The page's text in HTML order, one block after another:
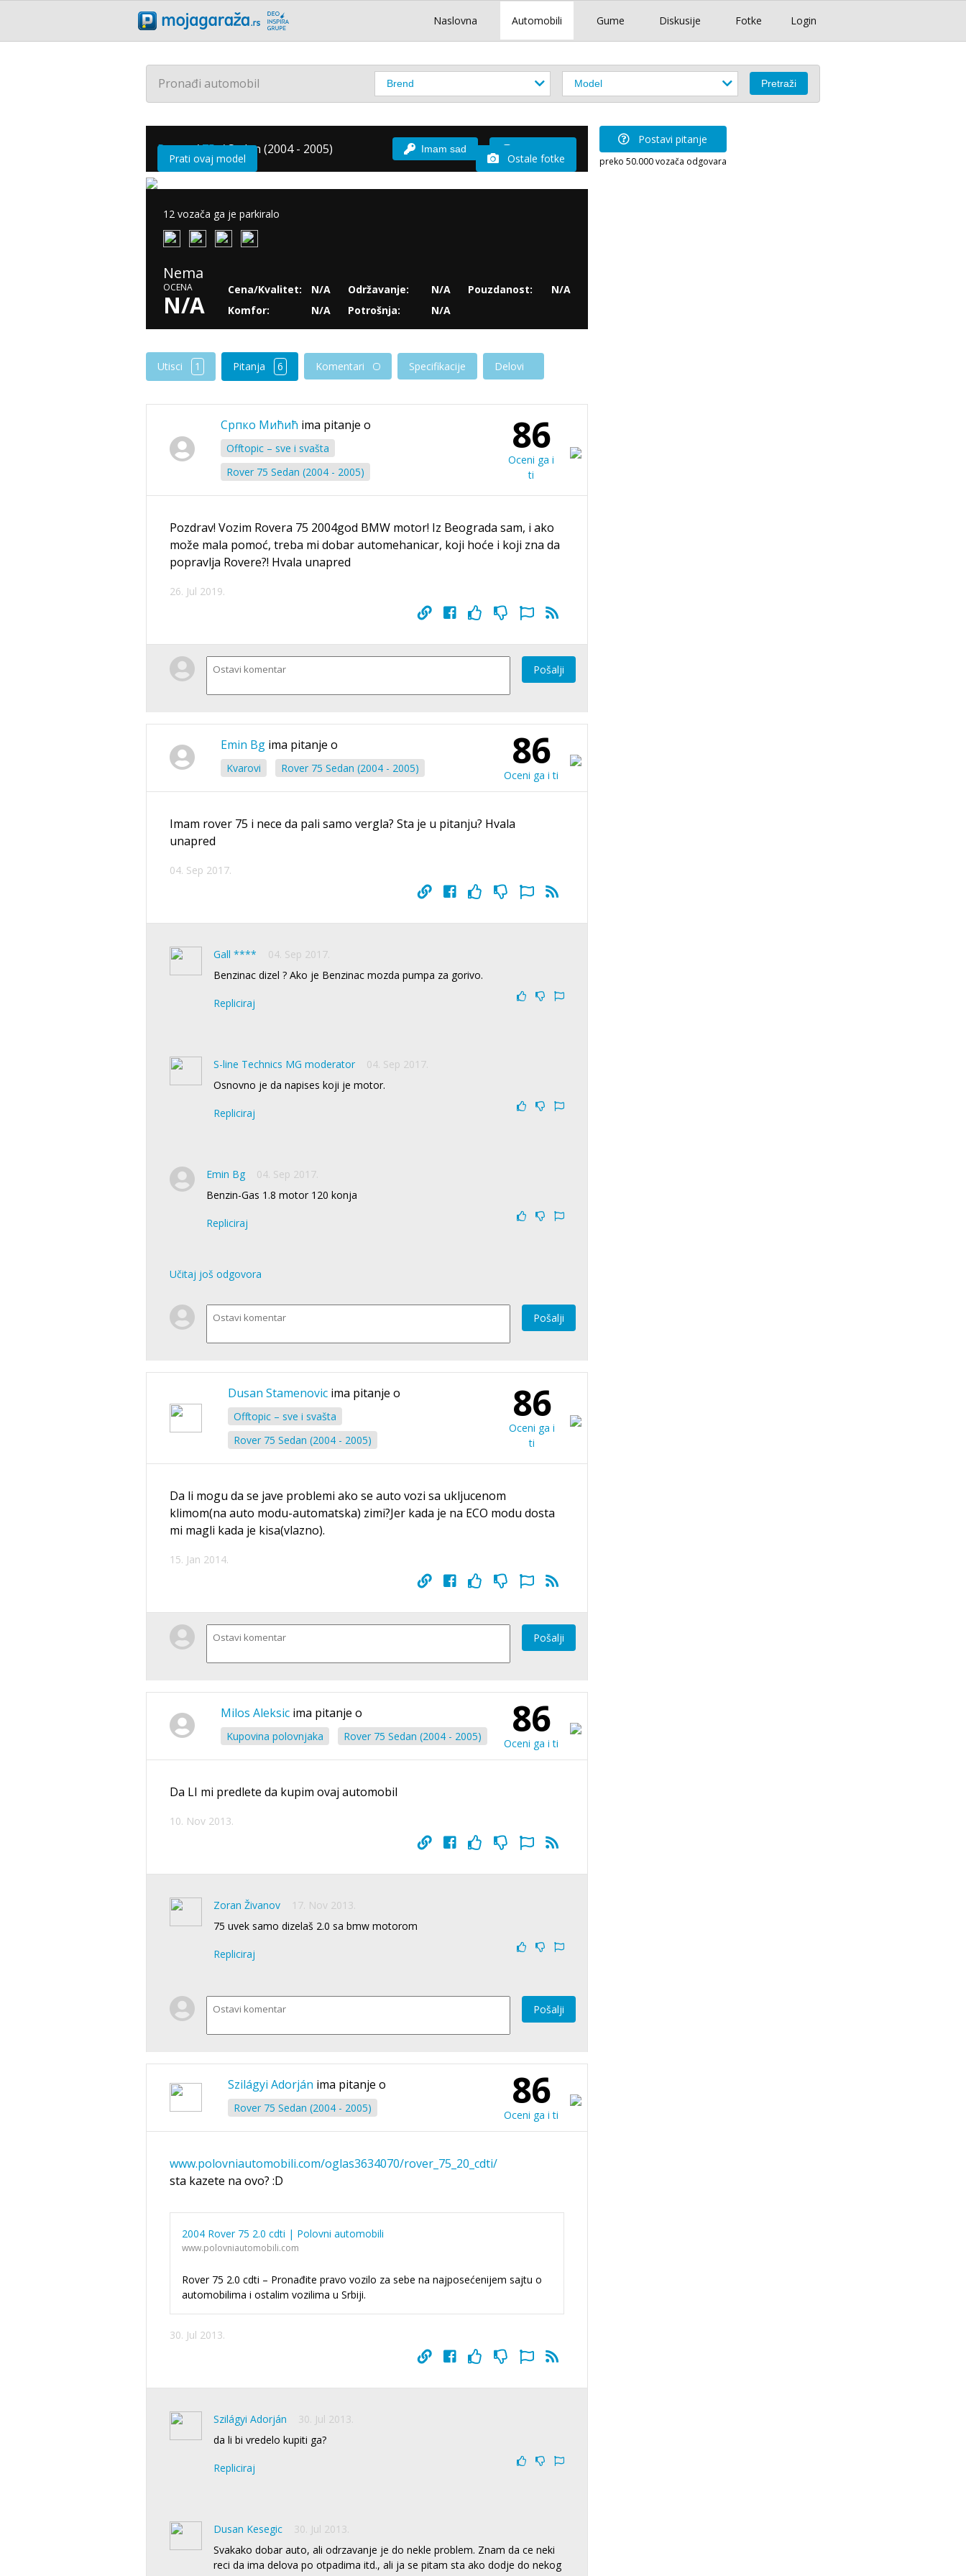
Login
Naslovna Automobili Gume Diskusije Fotke
Pronađi automobil
Rover /75 /Sedan (2004 - 2005) Imam sad
Prati ovaj model Ostale fotke
12 vozača ga je parkiralo
Nema
OCENA
N/A
Cena/Kvalitet:
N/A
Komfor:
N/A
Održavanje:
N/A
Potrošnja:
N/A
Pouzdanost: N/A
Utisci 1 Pitanja 6 Komentari Specifikacije Delovi
Српко Мићић ima pitanje o
Offtopic – sve i svašta
Rover 75 Sedan (2004 - 2005)
86
Oceni ga i
ti
Pozdrav! Vozim Rovera 75 2004god BMW motor! Iz Beograda sam, i ako
može mala pomoć, treba mi dobar automehanicar, koji hoće i koji zna da
popravlja Rovere?! Hvala unapred
26. Jul 2019.
Pošalji
Emin Bg ima pitanje o
Kvarovi Rover 75 Sedan (2004 - 2005) 86
Oceni ga i ti
Imam rover 75 i nece da pali samo vergla? Sta je u pitanju? Hvala
unapred
04. Sep 2017.
Gall ****
04. Sep 2017.
Benzinac dizel ? Ako je Benzinac mozda pumpa za gorivo.
Repliciraj
S-line Technics MG moderator
04. Sep 2017.
Osnovno je da napises koji je motor.
Repliciraj
Emin Bg
04. Sep 2017.
Benzin-Gas 1.8 motor 120 konja
Repliciraj
Učitaj još odgovora
Pošalji
Dusan Stamenovic ima pitanje o
Offtopic – sve i svašta
Rover 75 Sedan (2004 - 2005)
86
Oceni ga i
ti
Da li mogu da se jave problemi ako se auto vozi sa ukljucenom
klimom(na auto modu-automatska) zimi?Jer kada je na ECO modu dosta
mi magli kada je kisa(vlazno).
15. Jan 2014.
Pošalji
Milos Aleksic ima pitanje o
Kupovina polovnjaka Rover 75 Sedan (2004 - 2005) 86
Oceni ga i ti
Da LI mi predlete da kupim ovaj automobil
10. Nov 2013.
Zoran Živanov
17. Nov 2013.
75 uvek samo dizelaš 2.0 sa bmw motorom
Repliciraj
Pošalji
Szilágyi Adorján ima pitanje o
Rover 75 Sedan (2004 - 2005) 86
Oceni ga i ti
www.polovniautomobili.com/oglas3634070/rover_75_20_cdti/
sta kazete na ovo? :D
2004 Rover 75 2.0 cdti | Polovni automobili
www.polovniautomobili.com
Rover 75 2.0 cdti – Pronađite pravo vozilo za sebe na najposećenijem sajtu o
automobilima i ostalim vozilima u Srbiji.
30. Jul 2013.
Szilágyi Adorján
30. Jul 2013.
da li bi vredelo kupiti ga?
Repliciraj
Dusan Kesegic
30. Jul 2013.
Svakako dobar auto, ali odrzavanje je do nekle problem. Znam da ce neki
reci da ima delova po otpadima itd., ali ja se pitam sta ako dodje do nekog
Postavi pitanje
preko 50.000 vozača odgovara